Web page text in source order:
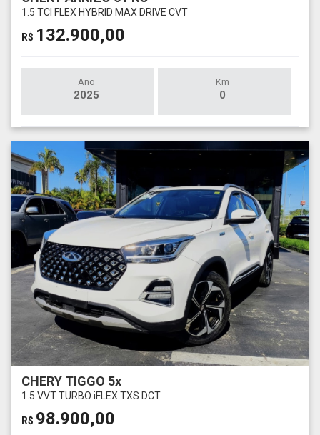
1.5 TCI FLEX HYBRID MAX DRIVE CVT
R$ 132.900,00
Ano
2025
Km
0
CHERY TIGGO 5x
1.5 VVT TURBO iFLEX TXS DCT
R$ 98.900,00